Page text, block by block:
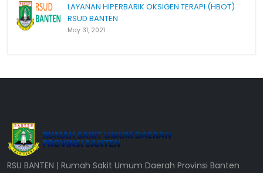
LAYANAN HIPERBARIK OKSIGEN TERAPI (HBOT)
RSUD BANTEN
May 31, 2021
RSU BANTEN | Rumah Sakit Umum Daerah Provinsi Banten